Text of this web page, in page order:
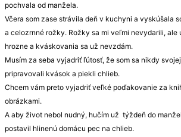
pochvala od manžela.
Včera som zase strávila deň v kuchyni a vyskúšala
a celozrnné rožky. Rožky sa mi veľmi nevydarili, ale
hrozne a kváskovania sa už nevzdám.
Musím za seba vyjadriť ľútosť, že som sa nikdy
pripravovali kvások a piekli chlieb.
Chcem vám preto vyjadriť veľké poďakovanie za
obrázkami.
A aby život nebol nudný, hučím už týždeň do
postavil hlinenú domácu pec na chlieb.